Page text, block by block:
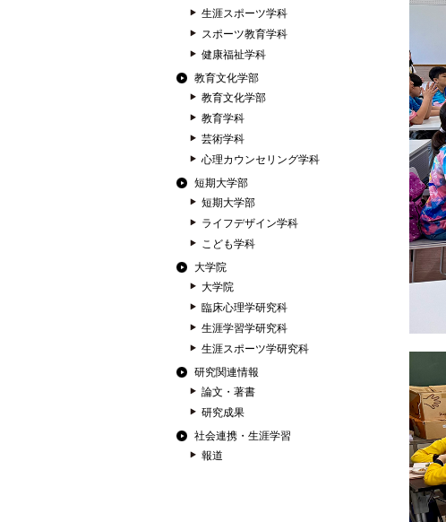
生涯スポーツ学科
スポーツ教育学科
健康福祉学科
教育文化学部
教育文化学部
教育学科
芸術学科
心理カウンセリング学科
短期大学部
短期大学部
ライフデザイン学科
こども学科
大学院
大学院
臨床心理学研究科
生涯学習学研究科
生涯スポーツ学研究科
研究関連情報
論文・著書
研究成果
社会連携・生涯学習
報道